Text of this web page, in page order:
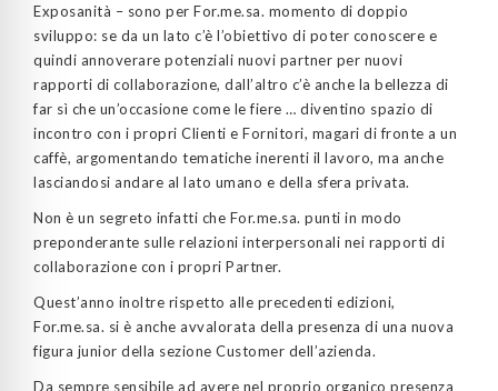
Exposanità – sono per For.me.sa. momento di doppio
sviluppo: se da un lato c’è l’obiettivo di poter conoscere e
quindi annoverare potenziali nuovi partner per nuovi
rapporti di collaborazione, dall’altro c’è anche la bellezza di
far sì che un’occasione come le fiere … diventino spazio di
incontro con i propri Clienti e Fornitori, magari di fronte a un
caffè, argomentando tematiche inerenti il lavoro, ma anche
lasciandosi andare al lato umano e della sfera privata.
Non è un segreto infatti che For.me.sa. punti in modo
preponderante sulle relazioni interpersonali nei rapporti di
collaborazione con i propri Partner.
Quest’anno inoltre rispetto alle precedenti edizioni,
For.me.sa. si è anche avvalorata della presenza di una nuova
figura junior della sezione Customer dell’azienda.
Da sempre sensibile ad avere nel proprio organico presenza